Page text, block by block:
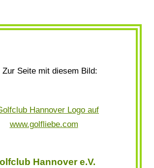
Zur Seite mit diesem Bild:
Hannover e.V.